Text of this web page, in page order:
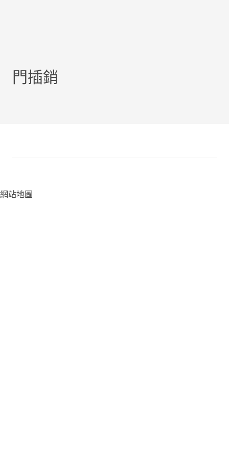
門插銷
網站地圖